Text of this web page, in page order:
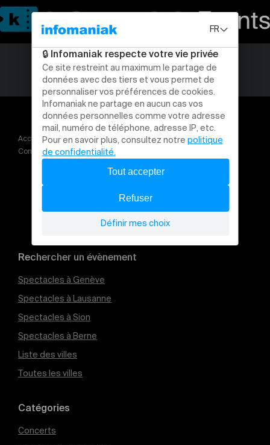
Accueil
Concert | L'accademia degli Stravaganti Io amo, Io ardo, Io moro
Rechercher un évènement
Spectacles à Genève
Spectacles à Lausanne
Spectacles à Sion
Spectacles à Berne
Liste des villes
Toutes les villes
Catégories
Concerts